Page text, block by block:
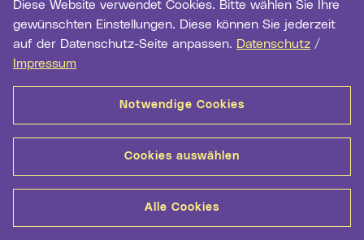
Diese Website verwendet Cookies. Bitte wählen Sie Ihre
gewünschten Einstellungen. Diese können Sie jederzeit
auf der Datenschutz-Seite anpassen. Datenschutz /
Impressum
Notwendige Cookies
Cookies auswählen
Alle Cookies